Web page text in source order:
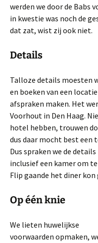
werden we door de Babs
in kwestie was noch de
dat zat, wist zij ook niet.
Details
Talloze details moesten
en boeken van een
afspraken maken. Het
Voorhout in Den Haag.
hotel hebben, trouwen
dus daar mocht best een
Dus spraken we de
inclusief een kamer om
Flip gaande het diner kon
Op één knie
We lieten huwelijkse
voorwaarden opmaken,